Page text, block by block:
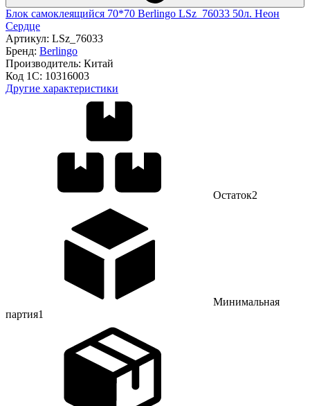
Блок самоклеящийся 70*70 Berlingo LSz_76033 50л. Неон
Сердце
Артикул: LSz_76033
Бренд: Berlingo
Производитель: Китай
Код 1С: 10316003
Другие характеристики
Остаток2
Минимальная
партия1